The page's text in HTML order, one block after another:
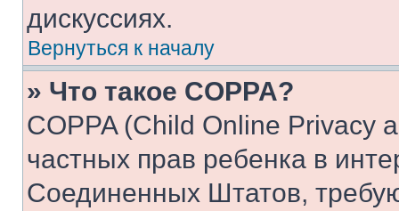
дискуссиях.
Вернуться к началу
» Что такое COPPA?
COPPA (Child Online Privacy
частных прав ребенка в
Соединенных Штатов,